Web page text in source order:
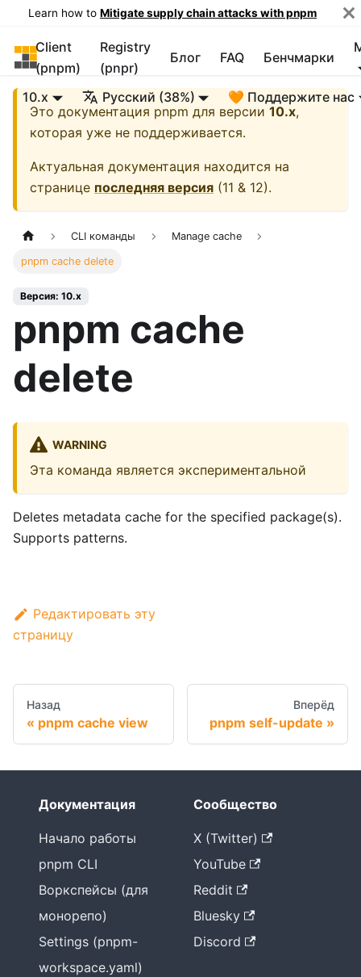
Learn how to Mitigate supply chain attacks with pnpm
pnpm
Client
(pnpm)
Registry
(pnpr)
Блог FAQ Бенчмарки
10.x Русский (38%)
🧡 Поддержите нас
Это документация pnpm для версии 10.x,
которая уже не поддерживается.
Актуальная документация находится на
странице последняя версия (11 & 12).
CLI команды Manage cache
pnpm cache delete
Версия: 10.x
pnpm cache
delete
WARNING
Эта команда является экспериментальной
Deletes metadata cache for the specified package(s).
Supports patterns.
Редактировать эту
страницу
Назад
pnpm cache view
Вперёд
pnpm self-update
Документация
Начало работы
pnpm CLI
Воркспейсы (для
монорепо)
Settings (pnpm-
workspace.yaml)
Сообщество
X (Twitter)
YouTube
Reddit
Bluesky
Discord